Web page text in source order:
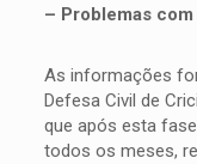
– Problemas
As informações
Defesa Civil de
que após esta
todos os meses,